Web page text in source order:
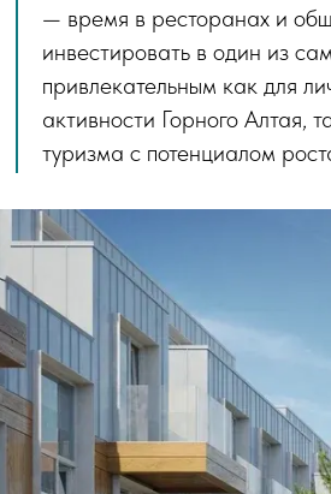
— время в ресторанах и
инвестировать в один из
привлекательным как для
активности Горного Алтая,
туризма с потенциалом